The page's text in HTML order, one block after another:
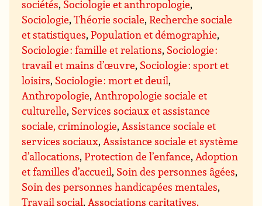
sociétés, Sociologie et anthropologie,
Sociologie,Théorie sociale,Recherche sociale
et statistiques,Population et démographie,
Sociologie : famille et relations, Sociologie :
travail et mains d’œuvre, Sociologie : sport et
loisirs, Sociologie : mort et deuil,
Anthropologie,Anthropologie sociale et
culturelle, Services sociaux et assistance
sociale, criminologie,Assistance sociale et
services sociaux,Assistance sociale et système
d’allocations,Protection de l’enfance,Adoption
et familles d’accueil, Soin des personnes âgées,
Soin des personnes handicapées mentales,
Travail social,Associations caritatives,